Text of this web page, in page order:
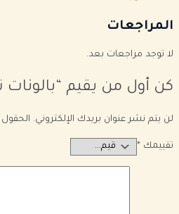
المراجعات
لا توجد مراجعات بعد.
كن أول من يقيم “بالونات
لن يتم نشر عنوان بريدك الإلكتروني. الحقول
تقييمك *